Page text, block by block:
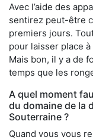
Avec l’aide des
sentirez peut-être
premiers jours.
pour laisser place
Mais bon, il y a de
temps que les
A quel moment
du domaine de la
Souterraine ?
Quand vous vous